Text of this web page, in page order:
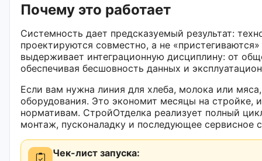
Почему это работает
Системность дает предсказуемый результат:
проектируются совместно, а не
выдерживает интеграционную дисциплину: от
обеспечивая бесшовность данных и
Если вам нужна линия для хлеба, молока или
оборудования. Это экономит месяцы на стройке,
нормативам. СтройОтделка реализует полный
монтаж, пусконаладку и последующее сервисное
Чек-лист запуска: